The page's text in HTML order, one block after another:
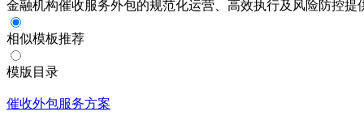
金融机构催收服务外包的规范化运营、高效执行及风险防控提
相似模板推荐
模版目录
催收外包服务方案